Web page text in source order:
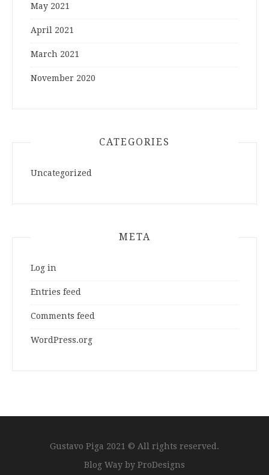
May 2021
April 2021
March 2021
November 2020
CATEGORIES
Uncategorized
META
Log in
Entries feed
Comments feed
WordPress.org
Gustavo Piga 2021 © All rights reserved.
Blog Way by ProDesigns